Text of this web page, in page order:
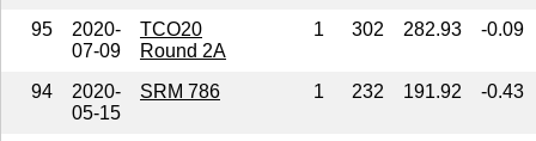
95
2020-
07-09
TCO20
Round 2A
1 302 282.93 -0.09
94
2020-
05-15
SRM 786 1 232 191.92 -0.43